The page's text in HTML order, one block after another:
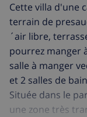
Cette villa d'une
terrain de
´air libre,
pourrez manger
salle à manger
et 2 salles de
Située dans le
une zone très